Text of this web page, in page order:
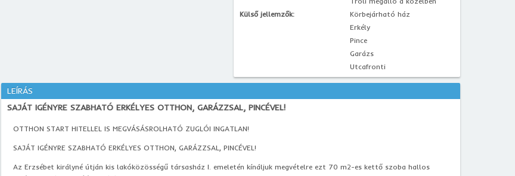
Külső jellemzők:
Körbejárható ház
Erkély
Pince
Garázs
Utcafronti
LEÍRÁS
SAJÁT IGÉNYRE SZABHATÓ ERKÉLYES OTTHON, GARÁZZSAL, PINCÉVEL!
OTTHON START HITELLEL IS MEGVÁSÁSROLHATÓ ZUGLÓI INGATLAN!
SAJÁT IGÉNYRE SZABHATÓ ERKÉLYES OTTHON, GARÁZZSAL, PINCÉVEL!
Az Erzsébet királyné útján kis lakóközösségű társasház I. emeletén kínáljuk megvételre ezt 70 m2-es kettő szoba hallos